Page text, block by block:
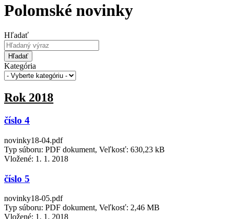
Polomské novinky
Hľadať
Hľadať
Kategória
Rok 2018
číslo 4
novinky18-04.pdf
Typ súboru: PDF dokument, Veľkosť: 630,23 kB
Vložené: 1. 1. 2018
číslo 5
novinky18-05.pdf
Typ súboru: PDF dokument, Veľkosť: 2,46 MB
Vložené: 1. 1. 2018